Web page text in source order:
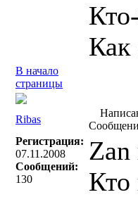
Как
В начало
страницы
Ribas
Регистрация:
07.11.2008
Сообщений:
130
Zan
Кто